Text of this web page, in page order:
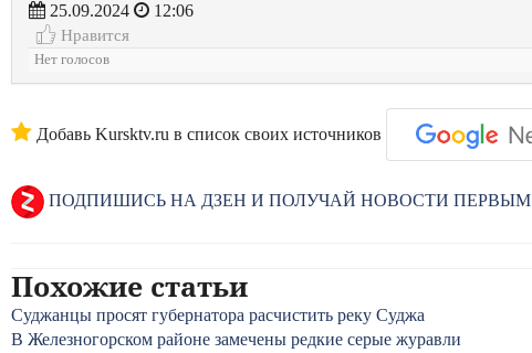
25.09.2024
12:06
Нравится
Нет голосов
Добавь Kursktv.ru в список своих источников
ПОДПИШИСЬ НА ДЗЕН И ПОЛУЧАЙ НОВОСТИ ПЕРВЫМ
Похожие статьи
Суджанцы просят губернатора расчистить реку Суджа
В Железногорском районе замечены редкие серые журавли